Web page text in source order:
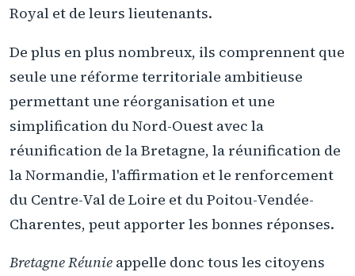
Royal et de leurs lieutenants.
De plus en plus nombreux, ils comprennent que
seule une réforme territoriale ambitieuse
permettant une réorganisation et une
simplification du Nord-Ouest avec la
réunification de la Bretagne, la réunification de
la Normandie, l'affirmation et le renforcement
du Centre-Val de Loire et du Poitou-Vendée-
Charentes, peut apporter les bonnes réponses.
Bretagne Réunie appelle donc tous les citoyens